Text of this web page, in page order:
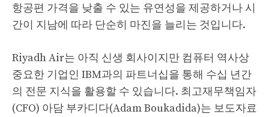
항공편 가격을 낮출 수 있는 유연성을 제공하거나 시
간이 지남에 따라 단순히 마진을 늘리는 것입니다.
Riyadh Air는 아직 신생 회사이지만 컴퓨터 역사상
중요한 기업인 IBM과의 파트너십을 통해 수십 년간
의 전문 지식을 활용할 수 있습니다. 최고재무책임자
(CFO) 아담 부카디다(Adam Boukadida)는 보도자료